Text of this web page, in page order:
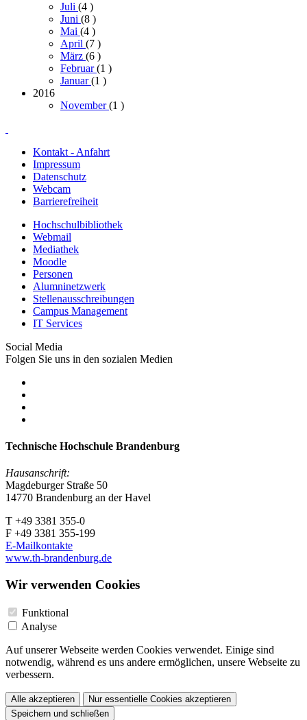
Juli (4 )
Juni (8 )
Mai (4 )
April (7 )
März (6 )
Februar(1 )
Januar(1 )
2016
November(1 )
Kontakt - Anfahrt
Impressum
Datenschutz
Webcam
Barrierefreiheit
Hochschulbibliothek
Webmail
Mediathek
Moodle
Personen
Alumninetzwerk
Stellenausschreibungen
Campus Management
IT Services
Social Media
Folgen Sie uns in den sozialen Medien
Technische Hochschule Brandenburg
Hausanschrift:
Magdeburger Straße 50
14770 Brandenburg an der Havel
T +49 3381 355-0
F +49 3381 355-199
E-Mailkontakte
www.th-brandenburg.de
Wir verwenden Cookies
Funktional
Analyse
Auf unserer Webseite werden Cookies verwendet. Einige sind
notwendig, während es uns andere ermöglichen, unsere Webseite zu
verbessern.
Alle akzeptieren
Nur essentielle Cookies akzeptieren
Speichern und schließen